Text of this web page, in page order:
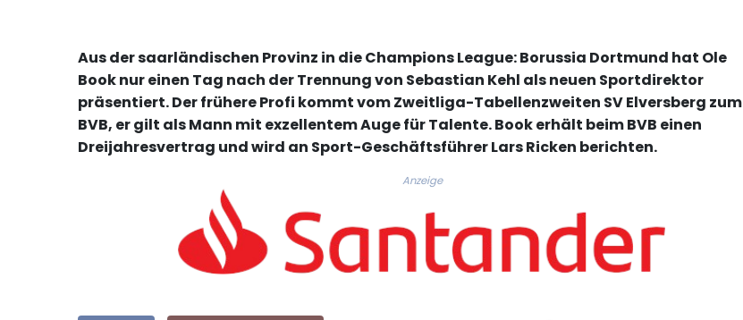
Aus der saarländischen Provinz in die Champions League: Borussia Dortmund hat Ole
Book nur einen Tag nach der Trennung von Sebastian Kehl als neuen Sportdirektor
präsentiert. Der frühere Profi kommt vom Zweitliga-Tabellenzweiten SV Elversberg zum
BVB, er gilt als Mann mit exzellentem Auge für Talente. Book erhält beim BVB einen
Dreijahresvertrag und wird an Sport-Geschäftsführer Lars Ricken berichten.
Anzeige